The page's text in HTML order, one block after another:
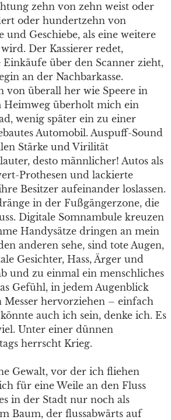
zehn von zehn weist oder
oder hundertzehn von
und Geschiebe, als eine weitere
Der Kassierer redet,
über den Scanner zieht,
an der Nachbarkasse.
von überall her wie Speere in
Heimweg überholt mich ein
wenig später ein zu einer
Automobil. Auspuff-Sound
Stärke und Virilität
desto männlicher! Autos als
Prothesen und lackierte
Besitzer aufeinander loslassen.
in der Fußgängerzone, die
Digitale Somnambule kreuzen
Handysätze dringen an mein
anderen sehe, sind tote Augen,
Gesichter, Hass, Ärger und
und zu einmal ein menschliches
Gefühl, in jedem Augenblick
Messer hervorziehen – einfach
auch ich sein, denke ich. Es
Unter einer dünnen
herrscht Krieg.
Gewalt, vor der ich fliehen
für eine Weile an den Fluss
in der Stadt nur noch als
Baum, der flussabwärts auf